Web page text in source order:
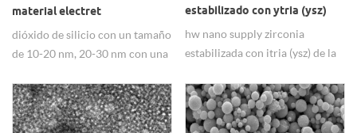
material electret
dióxido de silicio con un tamaño
de 10-20 nm, 20-30 nm con una
de electreto nbsp ;.
estabilizado con ytria (ysz)
hw nano supply zirconia
estabilizada con itria (ysz) de la
precio competitivo.